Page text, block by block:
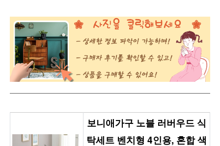
보니애가구 노블 러버우드 식
탁세트 벤치형 4인용, 혼합 색